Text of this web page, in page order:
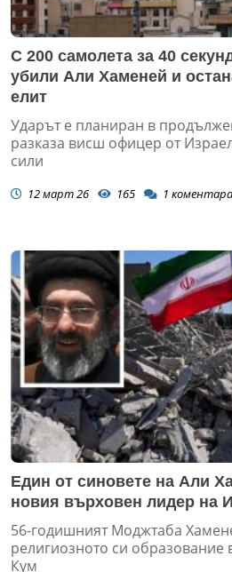
С 200 самолета за 40
убили Али Хаменей и
елит
Ударът е планиран в
разказа висш офицер от
сили
12 март 26 165 1 коментара
Един от синовете на Али
новия върховен лидер на
56-годишният Моджтаба
религиозното си образование
Кум